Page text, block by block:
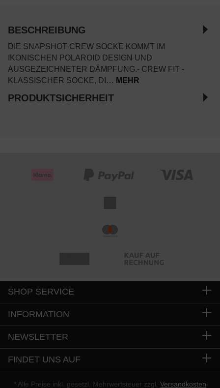
BESCHREIBUNG
DIE SNAPSHOT CREW SOCKE KOMMT IM
IKONISCHEN POLAROID DESIGN UND
AUSGEZEICHNETER DÄMPFUNG.- CREW FIT -
KLASSISCHER SOCKE, DI… MEHR
PRODUKTSICHERHEIT
SHOP SERVICE
INFORMATION
NEWSLETTER
FINDET UNS AUF
* Alle Preise inkl. gesetzl. Mehrwertsteuer zzgl. Versandkosten